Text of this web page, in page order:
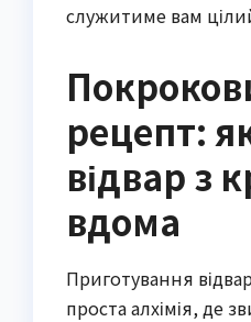
служитиме вам
рецепт:
відвар з
вдома
Приготування
проста алхімія, де